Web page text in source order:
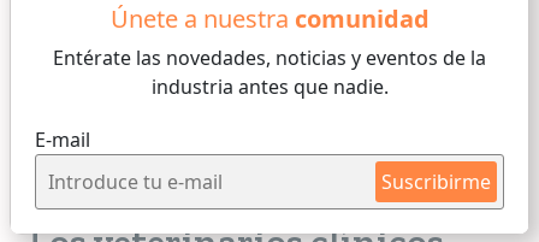
Únete a nuestra comunidad
Entérate las novedades, noticias y eventos de la
industria antes que nadie.
E-mail
Suscribirme
Automatización
Por Candela Bonaura
Martes, 03 de Marzo, 2026